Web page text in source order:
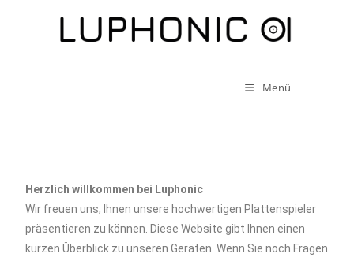
Menü
Herzlich willkommen bei Luphonic
Wir freuen uns, Ihnen unsere hochwertigen Plattenspieler
präsentieren zu können. Diese Website gibt Ihnen einen
kurzen Überblick zu unseren Geräten. Wenn Sie noch Fragen